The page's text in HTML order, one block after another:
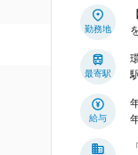
勤務地
最寄駅
給与